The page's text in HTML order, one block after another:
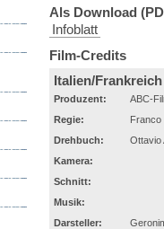
Als Download
Infoblatt
Film-Credits
Italien/Frankreich
Produzent:
ABC-
Regie:
Franco
Drehbuch:
Ottavio
Kamera:
Schnitt:
Musik:
Darsteller: